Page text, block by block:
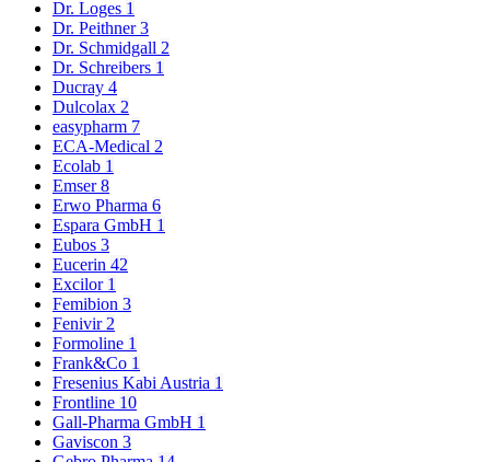
Dr. Loges 1
Dr. Peithner3
Dr. Schmidgall 2
Dr. Schreibers 1
Ducray 4
Dulcolax 2
easypharm 7
ECA-Medical 2
Ecolab 1
Emser8
Erwo Pharma 6
Espara GmbH 1
Eubos 3
Eucerin 42
Excilor 1
Femibion 3
Fenivir 2
Formoline 1
Frank&Co 1
Fresenius Kabi Austria 1
Frontline 10
Gall-Pharma GmbH 1
Gaviscon 3